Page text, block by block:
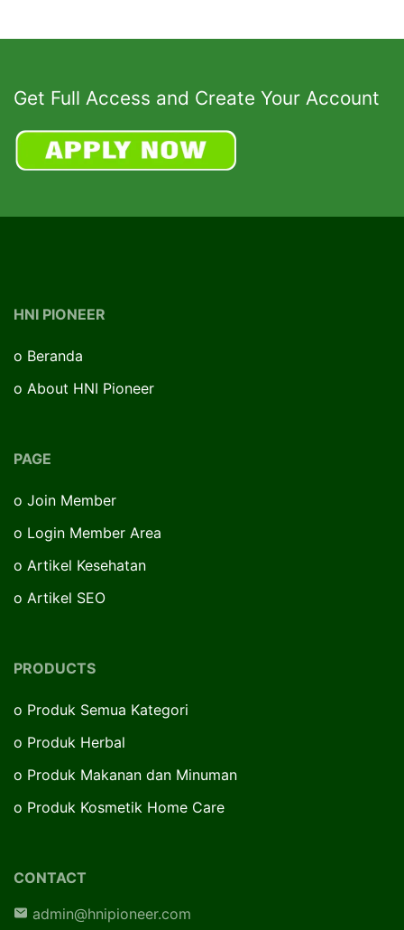
Get Full Access and Create Your Account
HNI PIONEER
o Beranda
o About HNI Pioneer
PAGE
o Join Member
o Login Member Area
o Artikel Kesehatan
o Artikel SEO
PRODUCTS
o Produk Semua Kategori
o Produk Herbal
o Produk Makanan dan Minuman
o Produk Kosmetik Home Care
CONTACT
admin@hnipioneer.com